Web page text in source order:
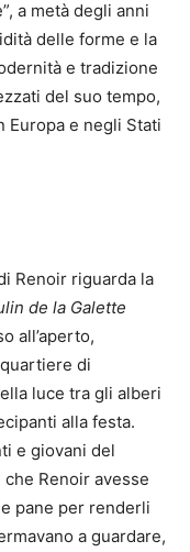
a metà degli anni
delle forme e la
e tradizione
del suo tempo,
e negli Stati
Renoir riguarda la
de la Galette
all’aperto,
di
luce tra gli alberi
alla festa.
e giovani del
Renoir avesse
pane per renderli
a guardare,